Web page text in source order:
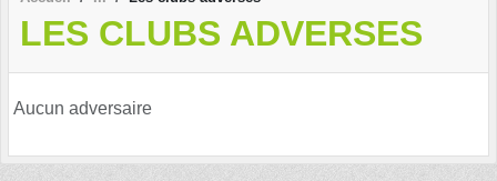
LES CLUBS ADVERSES
Aucun adversaire